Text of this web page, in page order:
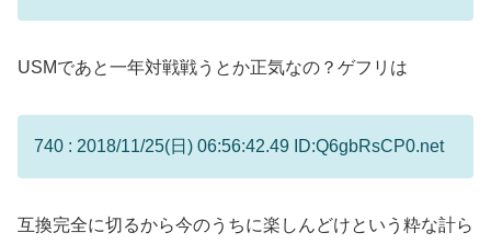
USMであと一年対戦戦うとか正気なの？ゲフリは
740 : 2018/11/25(日) 06:56:42.49 ID:Q6gbRsCP0.net
互換完全に切るから今のうちに楽しんどけという粋な計ら